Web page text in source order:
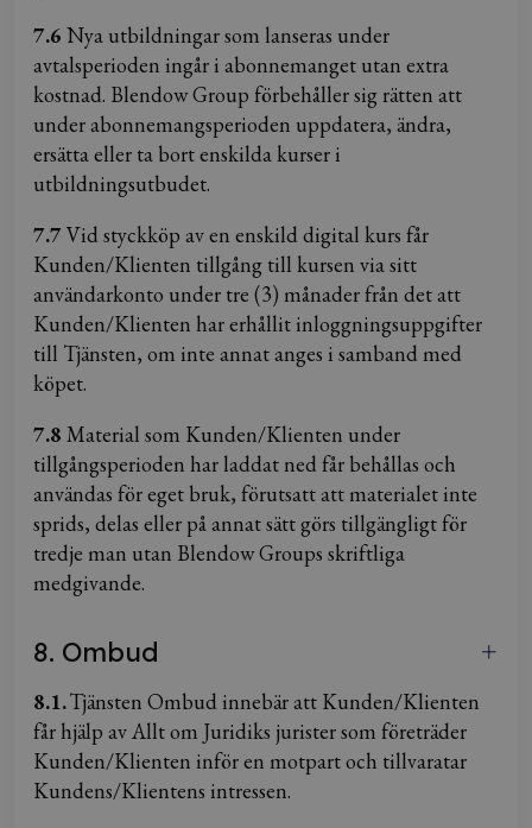
7.6 Nya utbildningar som lanseras under
avtalsperioden ingår i abonnemanget utan extra
kostnad. Blendow Group förbehåller sig rätten att
under abonnemangsperioden uppdatera, ändra,
ersätta eller ta bort enskilda kurser i
utbildningsutbudet.
7.7 Vid styckköp av en enskild digital kurs får
Kunden/Klienten tillgång till kursen via sitt
användarkonto under tre (3) månader från det att
Kunden/Klienten har erhållit inloggningsuppgifter
till Tjänsten, om inte annat anges i samband med
köpet.
7.8 Material som Kunden/Klienten under
tillgångsperioden har laddat ned får behållas och
användas för eget bruk, förutsatt att materialet inte
sprids, delas eller på annat sätt görs tillgängligt för
tredje man utan Blendow Groups skriftliga
medgivande.
8. Ombud
8.1.Tjänsten Ombud innebär att Kunden/Klienten
får hjälp av Allt om Juridiks jurister som företräder
Kunden/Klienten inför en motpart och tillvaratar
Kundens/Klientens intressen.